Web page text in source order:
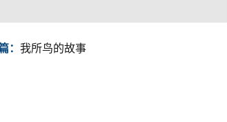
的星球上了。同时，如果溯源而论，鸟
传说和图腾崇拜，《诗经》中的“天命
： 我所鸟的故事